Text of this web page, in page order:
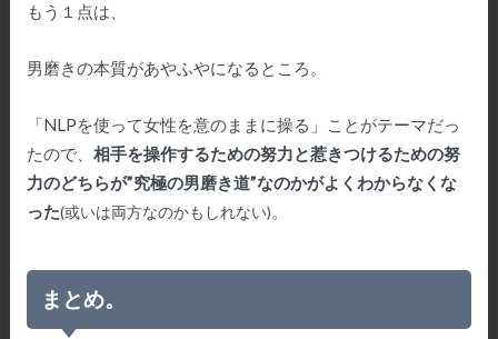
もう１点は、
男磨きの本質があやふやになるところ。
「NLPを使って女性を意のままに操る」ことがテーマだっ
たので、 相手を操作するための努力と惹きつけるための努
力のどちらが”究極の男磨き道”なのかがよくわからなくな
った(或いは両方なのかもしれない)
まとめ。